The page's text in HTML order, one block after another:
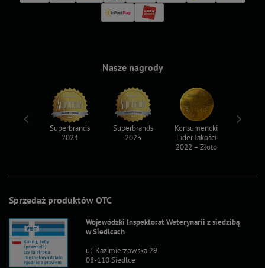
Sprzedaż produktów OTC
Wojewódzki Inspektorat Weterynarii z siedzibą
w Siedlcach
ul. Kazimierzowska 29
08-110 Siedlce
Nasze nagrody
Superbrands
2024
Superbrands
2023
Konsumencki
Lider Jakości
2022 – Złoto